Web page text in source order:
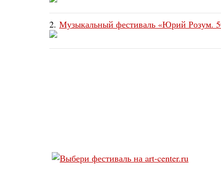
2. Музыкальный фестиваль «Юрий Розум.